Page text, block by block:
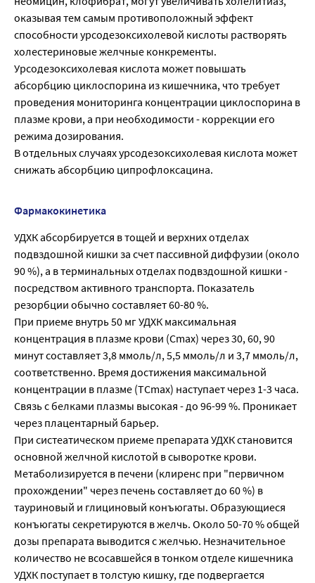
оказывая тем самым противоположный эффект
способности урсодезоксихолевой кислоты растворять
холестериновые желчные конкременты.
Урсодезоксихолевая кислота может повышать
абсорбцию циклоспорина из кишечника, что требует
проведения мониторинга концентрации циклоспорина в
плазме крови, а при необходимости - коррекции его
режима дозирования.
В отдельных случаях урсодезоксихолевая кислота может
снижать абсорбцию ципрофлоксацина.
Фармакокинетика
УДХК абсорбируется в тощей и верхних отделах
подвздошной кишки за счет пассивной диффузии (около
90 %), а в терминальных отделах подвздошной кишки -
посредством активного транспорта. Показатель
резорбции обычно составляет 60-80 %.
При приеме внутрь 50 мг УДХК максимальная
концентрация в плазме крови (Сmах) через 30, 60, 90
минут составляет 3,8 ммоль/л, 5,5 ммоль/л и 3,7 ммоль/л,
соответственно. Время достижения максимальной
концентрации в плазме (ТCmах) наступает через 1-3 часа.
Связь с белками плазмы высокая - до 96-99 %. Проникает
через плацентарный барьер.
При систеатическом приеме препарата УДХК становится
основной желчной кислотой в сыворотке крови.
Метаболизируется в печени (клиренс при "первичном
прохождении" через печень составляет до 60 %) в
тауриновый и глициновый конъюгаты. Образующиеся
конъюгаты секретируются в желчь. Около 50-70 % общей
дозы препарата выводится с желчью. Незначительное
количество не всосавшейся в тонком отделе кишечника
УДХК поступает в толстую кишку, где подвергается